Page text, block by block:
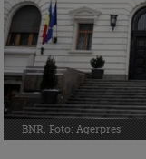
BNR. Foto: Agerpres